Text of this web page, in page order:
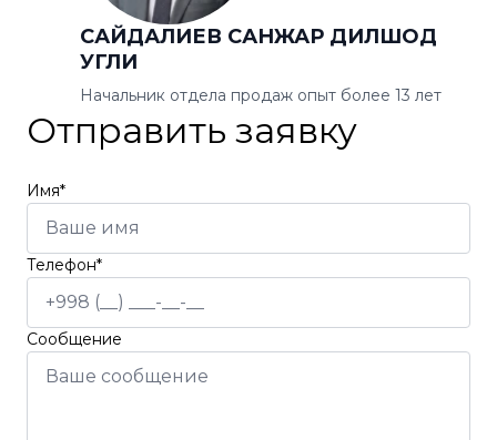
САЙДАЛИЕВ САНЖАР ДИЛШОД
УГЛИ
Начальник отдела продаж опыт более 13 лет
Отправить заявку
Имя*
Телефон*
Сообщение